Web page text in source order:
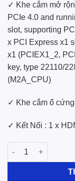
✓ Khe cắm mở
PCIe 4.0 and
slot, supporting
x PCI Express x1
x1 (PCIEX1_2,
key, type 22110/
(M2A_CPU)
✓ Khe cắm ổ
✓ Kết Nối : 1 x
Mainboard